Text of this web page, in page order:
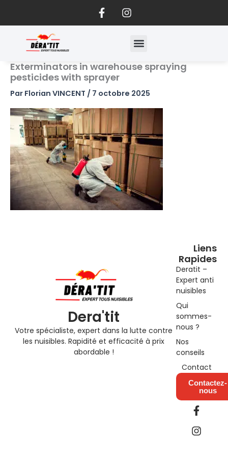
F
a
c
o
k
-
f
I
n
s
r
m
Exterminators in warehouse spraying
pesticides with sprayer
Par Florian VINCENT / 7 octobre 2025
Dera'tit
Votre spécialiste, expert dans la lutte contre
les nuisibles. Rapidité et efficacité à prix
abordable !
Liens
Rapides
Deratit –
Expert anti
nuisibles
Qui
sommes-
nous ?
Nos
conseils
Contact
Contactez-
nous
F
a
c
e
I
n
s
t